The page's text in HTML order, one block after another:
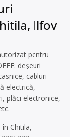
Ilfov
pentru
deșeuri
cabluri
electrică,
plăci electronice,
Chitila,